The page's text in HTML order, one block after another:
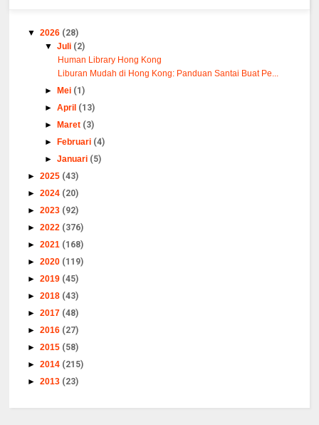
▼2026 (28)
▼Juli (2)
Human Library Hong Kong
Liburan Mudah di Hong Kong: Panduan Santai Buat Pe...
►
Mei (1)
►April (13)
►
Maret (3)
►
Februari (4)
►Januari (5)
►2025 (43)
►2024 (20)
►2023 (92)
►2022 (376)
►2021 (168)
►2020 (119)
►2019 (45)
►2018 (43)
►2017 (48)
►2016 (27)
►2015 (58)
►2014 (215)
►2013 (23)